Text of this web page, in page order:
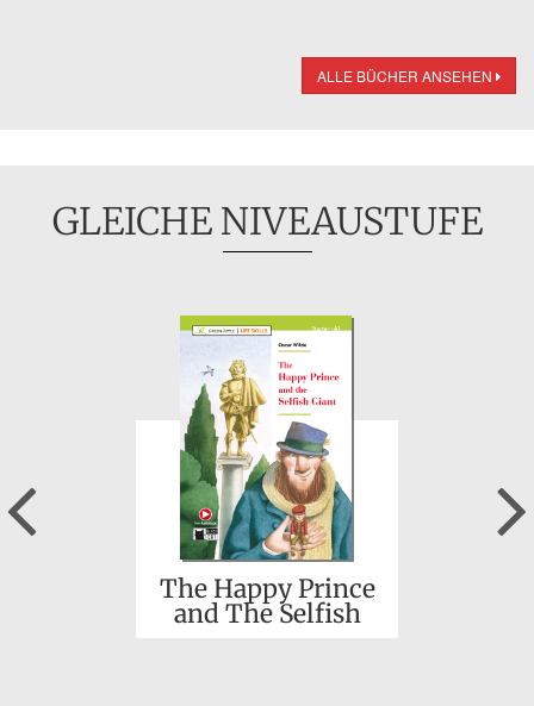
ALLE BÜCHER ANSEHEN
GLEICHE NIVEAUSTUFE
The Happy Prince
and The Selfish
Previous